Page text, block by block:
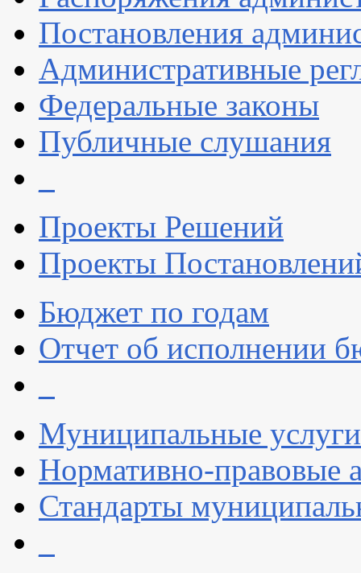
Постановления
Административные
Федеральные законы
Публичные слушания
Проекты Решений
Проекты
Бюджет по годам
Отчет об исполнении
Муниципальные услуги
Нормативно-правовые
Стандарты